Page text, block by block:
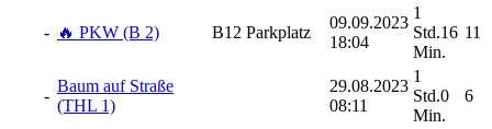
- 🔥 PKW (B 2) B12 Parkplatz
09.09.2023
18:04
1
Std.16
Min.
11
-
Baum auf Straße
(THL 1)
29.08.2023
08:11
1
Std.0
Min.
6